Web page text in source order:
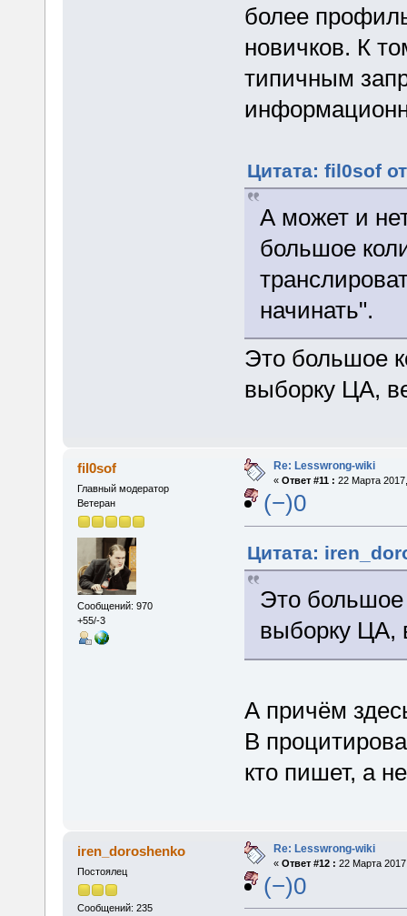
более
новичков. К
типичным
Цитата: fil0sof
А может и
большое
начинать".
Это большое
выборку ЦА,
fil0sof
Главный модератор
Ветеран
Сообщений: 970
+55/-3
Re: Lesswrong-wiki
« Ответ #11 : 22 Марта
(−)0
Цитата:
Это большое
выборку ЦА,
А причём
В
кто пишет, а
iren_doroshenko
Постоялец
Сообщений: 235
Re: Lesswrong-wiki
« Ответ #12 : 22 Марта
(−)0